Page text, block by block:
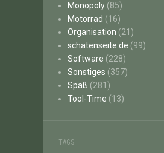
Monopoly (85)
Motorrad (16)
Organisation (21)
schatenseite.de (99)
Software (228)
Sonstiges (357)
Spaß (281)
Tool-Time (13)
TAGS